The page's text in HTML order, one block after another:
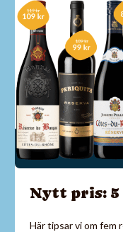
Nytt pris:
Här tipsar vi om